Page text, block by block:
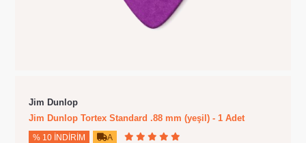
Jim Dunlop
Jim Dunlop Tortex Standard .88 mm (yeşil) - 1 Adet
% 10 İNDIRIM A